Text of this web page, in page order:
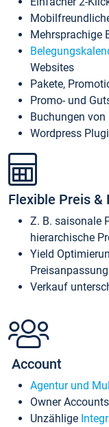
Mehrsprachige
Websites
Pakete,
Promo- und
Buchungen von
Wordpress
Flexible Preis &
Z. B. saisonale
hierarchische
Yield
Preisanpassung
Verkauf
Account
Agentur und
Owner Accounts
Unzählige